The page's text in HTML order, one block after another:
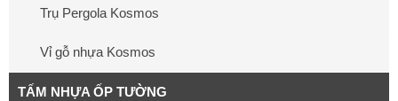
Trụ Pergola Kosmos
Vỉ gỗ nhựa Kosmos
TẤM NHỰA ỐP TƯỜNG